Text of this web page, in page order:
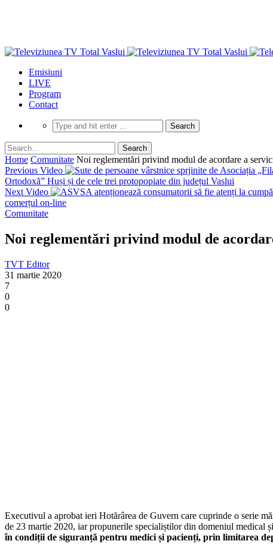
Emisiuni
LIVE
Program
Contact
Home Comunitate Noi reglementări privind modul de acordare a
Previous Video
Ortodoxă” Huși și de cele trei protopopiate din județul Vaslui
Next Video
comerțul on-line
Comunitate
Noi reglementări privind modul de
TVT Editor
31 martie 2020
7
0
0
Executivul a aprobat ieri Hotărârea de Guvern care cuprinde o serie
de 23 martie 2020, iar propunerile specialiștilor din domeniul medical
în condiții de siguranță pentru medici și pacienți, prin limitarea